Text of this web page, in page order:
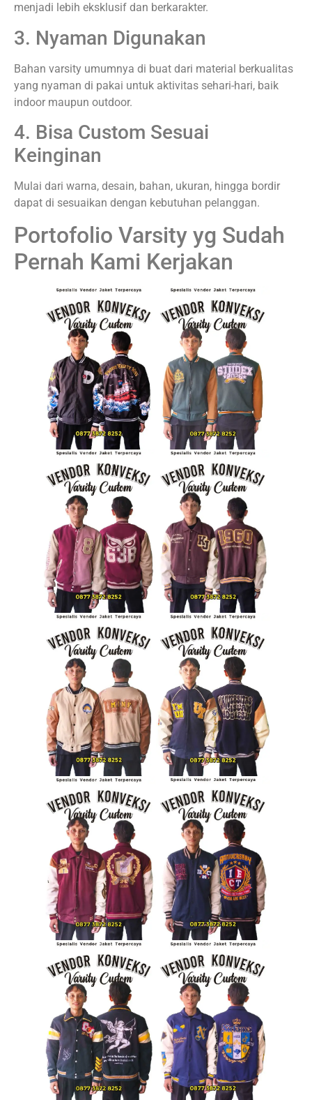
menjadi lebih eksklusif dan berkarakter.
3. Nyaman Digunakan
Bahan varsity umumnya di buat dari material berkualitas
yang nyaman di pakai untuk aktivitas sehari-hari, baik
indoor maupun outdoor.
4. Bisa Custom Sesuai
Keinginan
Mulai dari warna, desain, bahan, ukuran, hingga bordir
dapat di sesuaikan dengan kebutuhan pelanggan.
Portofolio Varsity yg Sudah
Pernah Kami Kerjakan